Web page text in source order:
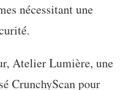
nécessitant une
Atelier Lumière, une
CrunchyScan pour